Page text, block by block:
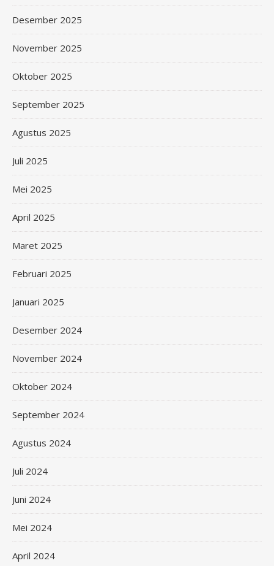
Desember 2025
November 2025
Oktober 2025
September 2025
Agustus 2025
Juli 2025
Mei 2025
April 2025
Maret 2025
Februari 2025
Januari 2025
Desember 2024
November 2024
Oktober 2024
September 2024
Agustus 2024
Juli 2024
Juni 2024
Mei 2024
April 2024